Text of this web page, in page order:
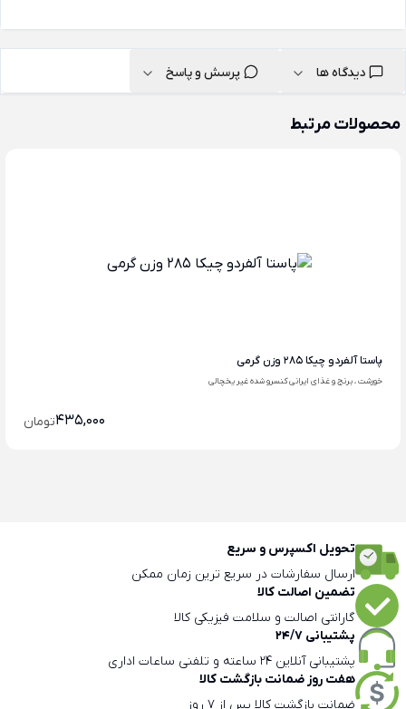
دیدگاه ها پرسش و پاسخ
محصولات مرتبط
پاستا آلفردو چیکا 285 وزن گرمی
خورشت ، برنج و غذای ایرانی کنسرو شده غیر یخچالی
435,000تومان
تحویل اکسپرس و سریع
ارسال سفارشات در سریع ترین زمان ممکن
تضمین اصالت کالا
گارانتی اصالت و سلامت فیزیکی کالا
پشتیبانی 24/7
پشتیبانی آنلاین 24 ساعته و تلفنی ساعات اداری
هفت روز ضمانت بازگشت کالا
ضمانت بازگشت کالا پس از 7 روز